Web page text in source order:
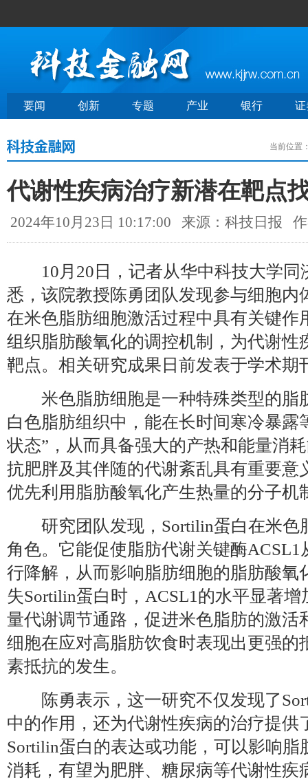
要闻 创新 专题 产业 银行 证
当前位置
代谢性疾病治疗新潜在靶点
2024年10月23日 10:17:00 来源：科技日报
10月20日，记者从华中科技大学同
悉，该院教授陈勇团队发现参与细胞内
在米色脂肪细胞激活过程中具有关键作
组织脂肪酸氧化的调控机制，为代谢性
靶点。相关研究成果日前发表于学术期
米色脂肪细胞是一种特殊类型的脂
白色脂肪组织中，能在长时间寒冷暴露
状态”，从而具备强大的产热和能量消
抗肥胖及其伴随的代谢紊乱具有重要意
优先利用脂肪酸氧化产生热量的分子机
研究团队发现，Sortilin蛋白在米色
角色。它能促使脂肪代谢关键酶
行降解，从而影响脂肪细胞的脂肪酸氧
失Sortilin蛋白时，ACSL1的水平显著
量代谢调节通路，促进米色脂肪的激活
细胞在应对高脂肪饮食时表现出更强的
素抵抗的发生。
陈勇表示，这一研究不仅发现了
中的作用，还为代谢性疾病的治疗提供
Sortilin蛋白的表达或功能，可以影响脂
消耗，有望为肥胖、糖尿病等代谢性疾